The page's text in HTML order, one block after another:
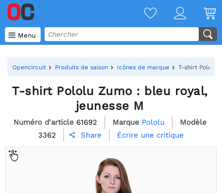
 Menu
Opencircuit Produits de saison Icônes de marque T-shirt Pololu
T-shirt Pololu Zumo : bleu royal,
jeunesse M
Numéro d'article 61692 Marque Pololu
Modèle
3362
 Share Écrire une critique